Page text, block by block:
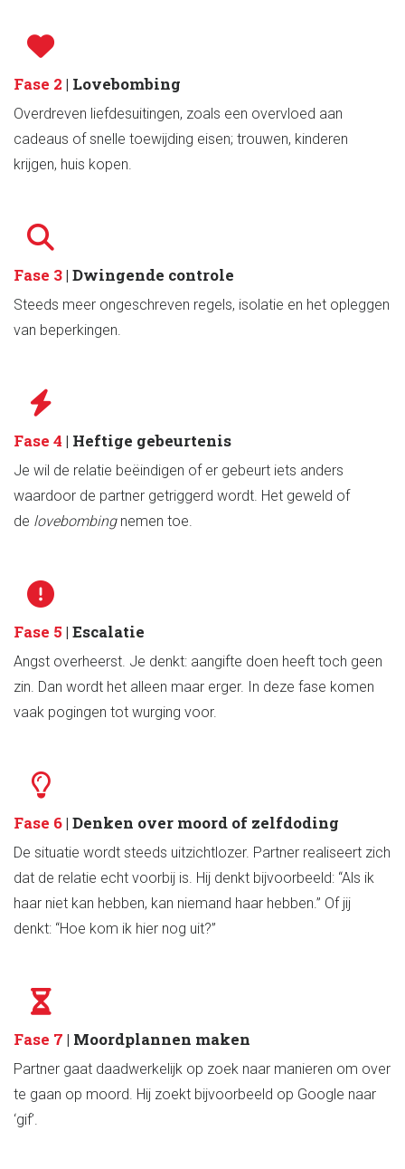
Fase 2 | Lovebombing
Overdreven liefdesuitingen, zoals een overvloed aan
cadeaus of snelle toewijding eisen; trouwen, kinderen
krijgen, huis kopen.
Fase 3| Dwingende controle
Steeds meer ongeschreven regels, isolatie en het opleggen
van beperkingen.
Fase 4 | Heftige gebeurtenis
Je wil de relatie beëindigen of er gebeurt iets anders
waardoor de partner getriggerd wordt. Het geweld of
de lovebombingnemen toe.
Fase 5 | Escalatie
Angst overheerst. Je denkt: aangifte doen heeft toch geen
zin. Dan wordt het alleen maar erger. In deze fase komen
vaak pogingen tot wurging voor.
Fase 6| Denken over moord of zelfdoding
De situatie wordt steeds uitzichtlozer. Partner realiseert zich
dat de relatie echt voorbij is. Hij denkt bijvoorbeeld: “Als ik
haar niet kan hebben, kan niemand haar hebben.” Of jij
denkt: “Hoe kom ik hier nog uit?”
Fase 7 | Moordplannen maken
Partner gaat daadwerkelijk op zoek naar manieren om over
te gaan op moord. Hij zoekt bijvoorbeeld op Google naar
‘gif’.